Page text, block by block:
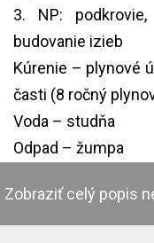
3. NP:
budovanie izieb
Kúrenie – plynové
časti (8 ročný
Voda – studňa
Odpad – žumpa
Okná – plastové (
Strecha – plechová
Zobraziť celý popis